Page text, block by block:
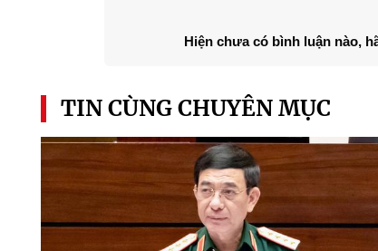
Hiện chưa có bình luận nào,
TIN CÙNG CHUYÊN MỤC